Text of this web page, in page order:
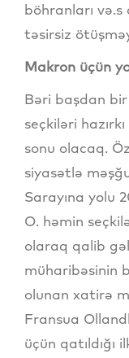
böhranları
təsirsiz
Makron üçün
Bəri başdan bir
seçkiləri
sonu olacaq.
siyasətlə
Sarayına yolu
O. həmin
olaraq qalib
müharibəsinin
olunan xatirə
Fransua
üçün qatıldığı